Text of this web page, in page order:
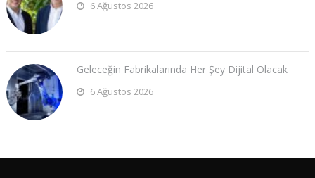
6 Ağustos 2026
Geleceğin Fabrikalarında Her Şey Dijital Olacak
6 Ağustos 2026